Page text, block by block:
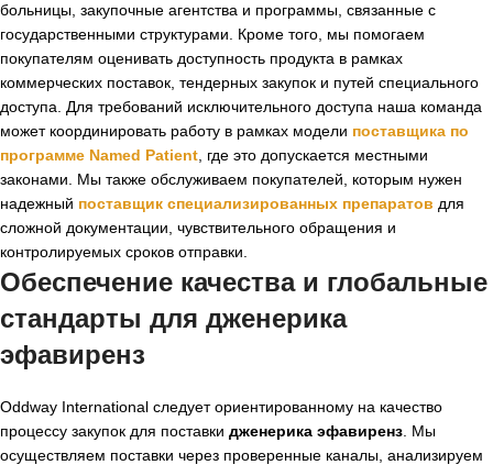
больницы, закупочные агентства и программы, связанные с
государственными структурами. Кроме того, мы помогаем
покупателям оценивать доступность продукта в рамках
коммерческих поставок, тендерных закупок и путей специального
доступа. Для требований исключительного доступа наша команда
может координировать работу в рамках модели поставщика по
программе Named Patient , где это допускается местными
законами. Мы также обслуживаем покупателей, которым нужен
надежный поставщик специализированных препаратов для
сложной документации, чувствительного обращения и
контролируемых сроков отправки.
Обеспечение качества и глобальные
стандарты для дженерика
эфавиренз
Oddway International следует ориентированному на качество
процессу закупок для поставки дженерика эфавиренз . Мы
осуществляем поставки через проверенные каналы, анализируем